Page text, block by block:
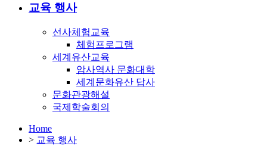
교육 행사
선사체험교육
체험프로그램
세계유산교육
암사역사 문화대학
세계문화유산 답사
문화관광해설
국제학술회의
Home
> 교육 행사